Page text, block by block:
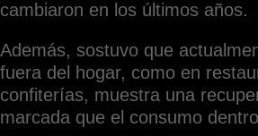
cambiaron en los últimos años.
Además, sostuvo que
fuera del hogar, como en
confiterías, muestra una
marcada que el consumo